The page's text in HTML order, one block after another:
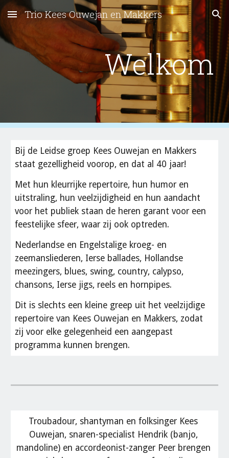
Skip to main content Skip to navigation
Trio Kees Ouwejan en Makkers
Welkom
Bij de Leidse groep Kees Ouwejan en Makkers
staat gezelligheid voorop, en dat al 40 jaar!
Met hun kleurrijke repertoire, hun humor en
uitstraling, hun veelzijdigheid en hun aandacht
voor het publiek staan de heren garant voor een
feestelijke sfeer, waar zij ook optreden.
Nederlandse en Engelstalige kroeg- en
zeemansliederen, Ierse ballades, Hollandse
meezingers, blues, swing, country, calypso,
chansons, Ierse jigs, reels en hornpipes.
Dit is slechts een kleine greep uit het veelzijdige
repertoire van Kees Ouwejan en Makkers, zodat
zij voor elke gelegenheid een aangepast
programma kunnen brengen.
Troubadour, shantyman en folksinger Kees
Ouwejan, snaren-specialist Hendrik (banjo,
mandoline) en accordeonist-zanger Peer brengen